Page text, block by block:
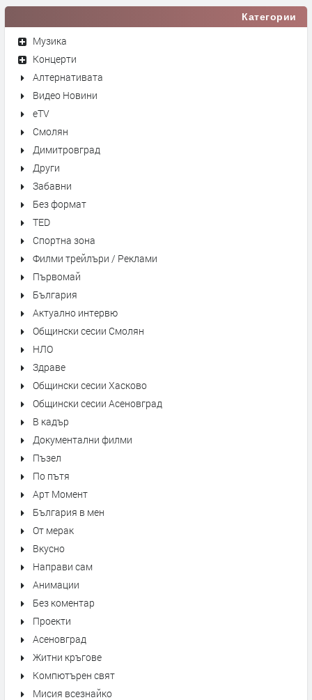
Категории
Музика
Концерти
Алтернативата
Видео Новини
eTV
Смолян
Димитровград
Други
Забавни
Без формат
TED
Спортна зона
Филми трейлъри / Реклами
Първомай
България
Актуално интервю
Общински сесии Смолян
НЛО
Здраве
Общински сесии Хасково
Общински сесии Асеновград
В кадър
Документални филми
Пъзел
По пътя
Арт Момент
България в мен
От мерак
Вкусно
Направи сам
Анимации
Без коментар
Проекти
Асеновград
Житни кръгове
Компютърен свят
Мисия всезнайко